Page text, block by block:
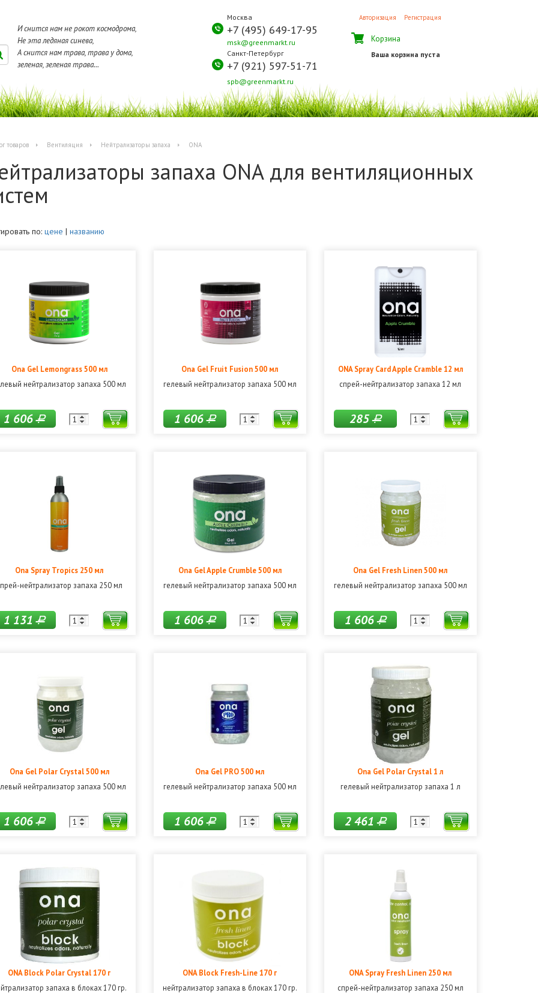
И снится нам не рокот космодрома,
Не эта ледяная синева,
А снится нам трава, трава у дома,
зеленая, зеленая трава...
Москва
+7 (495) 649-17-95
msk@greenmarkt.ru
Санкт-Петербург
+7 (921) 597-51-71
spb@greenmarkt.ru
Авторизация Регистрация
Корзина
Ваша корзина пуста
товаров Вентиляция Нейтрализаторы запаха ONA
запаха ONA для вентиляционных
по: цене | названию
Ona Gel Lemongrass 500 мл
нейтрализатор запаха 500 мл
1 606Р
Ona Gel Fruit Fusion 500 мл
гелевый нейтрализатор запаха 500 мл
1 606Р
ONA Spray Card Apple Cramble 12 мл
спрей-нейтрализатор запаха 12 мл
285Р
Ona Spray Tropics 250 мл
нейтрализатор запаха 250 мл
1 131Р
Ona Gel Apple Crumble 500 мл
гелевый нейтрализатор запаха 500 мл
1 606Р
Ona Gel Fresh Linen 500 мл
гелевый нейтрализатор запаха 500 мл
1 606Р
Ona Gel Polar Crystal 500 мл
нейтрализатор запаха 500 мл
1 606Р
Ona Gel PRO 500 мл
гелевый нейтрализатор запаха 500 мл
1 606Р
Ona Gel Polar Crystal 1 л
гелевый нейтрализатор запаха 1 л
2 461Р
ONA Block Polar Crystal 170 г
запаха в блоках 170 гр.
ONA Block Fresh-Line 170 г
нейтрализатор запаха в блоках 170 гр.
ONA Spray Fresh Linen 250 мл
спрей-нейтрализатор запаха 250 мл